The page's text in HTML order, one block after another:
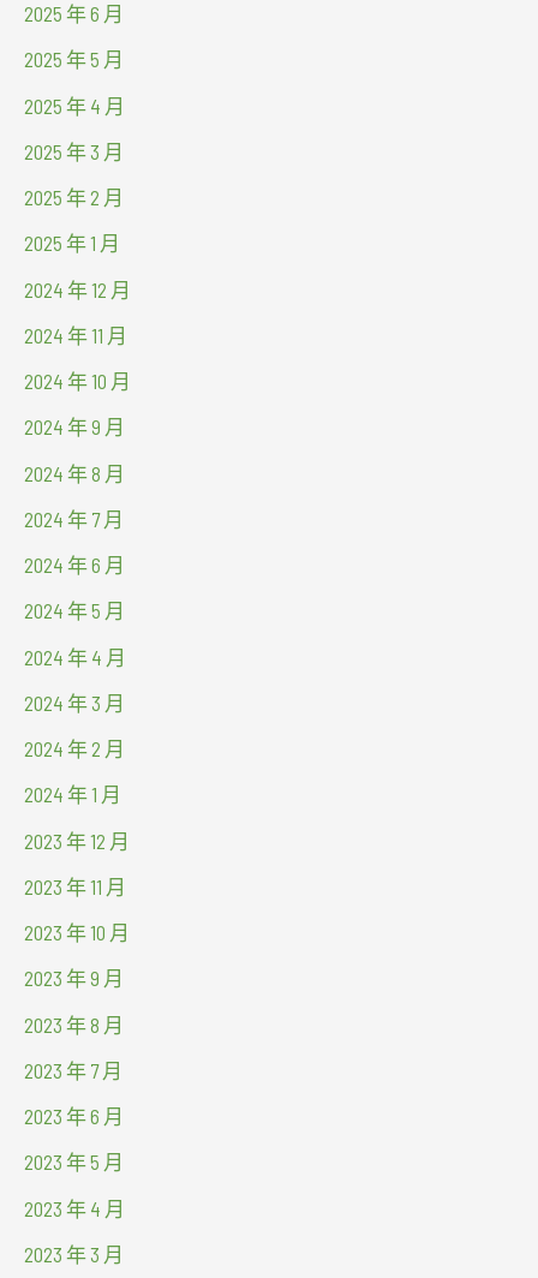
2025 年 6 月
2025 年 5 月
2025 年 4 月
2025 年 3 月
2025 年 2 月
2025 年 1 月
2024 年 12 月
2024 年 11 月
2024 年 10 月
2024 年 9 月
2024 年 8 月
2024 年 7 月
2024 年 6 月
2024 年 5 月
2024 年 4 月
2024 年 3 月
2024 年 2 月
2024 年 1 月
2023 年 12 月
2023 年 11 月
2023 年 10 月
2023 年 9 月
2023 年 8 月
2023 年 7 月
2023 年 6 月
2023 年 5 月
2023 年 4 月
2023 年 3 月